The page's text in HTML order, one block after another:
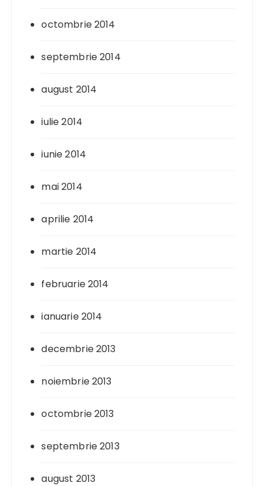
octombrie 2014
septembrie 2014
august 2014
iulie 2014
iunie 2014
mai 2014
aprilie 2014
martie 2014
februarie 2014
ianuarie 2014
decembrie 2013
noiembrie 2013
octombrie 2013
septembrie 2013
august 2013